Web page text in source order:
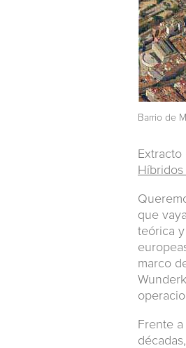
Barrio de
que
teórica
marco
Frente